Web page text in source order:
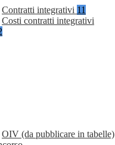
Contratti integrativi 11
Costi contratti integrativi
OIV (da pubblicare in tabelle)